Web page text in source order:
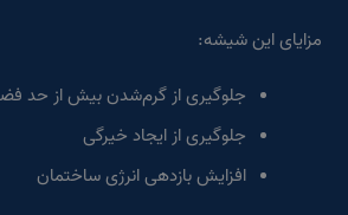
مزایای این شیشه:
جلوگیری از گرم‌شدن بیش از حد
جلوگیری از ایجاد خیرگی
افزایش بازدهی انرژی ساختمان